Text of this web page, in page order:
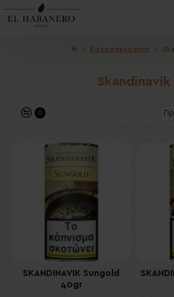
Κατασκευαστής
Skandinavik
0
SKANDINAVIK Sungold
40gr